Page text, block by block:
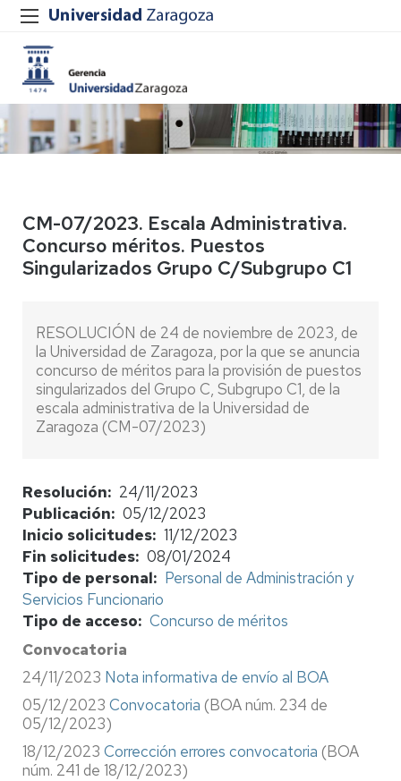
CM-07/2023. Escala Administrativa.
Concurso méritos. Puestos
Singularizados Grupo C/Subgrupo C1
RESOLUCIÓN de 24 de noviembre de 2023, de
la Universidad de Zaragoza, por la que se anuncia
concurso de méritos para la provisión de puestos
singularizados del Grupo C, Subgrupo C1, de la
escala administrativa de la Universidad de
Zaragoza (CM-07/2023)
Resolución
24/11/2023
Publicación
05/12/2023
Inicio solicitudes 11/12/2023
Fin solicitudes 08/01/2024
Tipo de personal
Personal de Administración y
Servicios Funcionario
Tipo de acceso
Concurso de méritos
Convocatoria
24/11/2023 Nota informativa de envío al BOA
05/12/2023 Convocatoria (BOA núm. 234 de
05/12/2023)
18/12/2023 Corrección errores convocatoria (BOA
núm. 241 de 18/12/2023)